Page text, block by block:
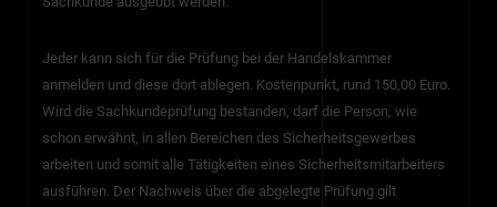
Jeder kann sich für die Prüfung bei der Handelskammer
anmelden und diese dort ablegen. Kostenpunkt, rund 150,00 Euro.
Wird die Sachkundeprüfung bestanden, darf die Person, wie
schon erwähnt, in allen Bereichen des Sicherheitsgewerbes
arbeiten und somit alle Tätigkeiten eines Sicherheitsmitarbeiters
ausführen. Der Nachweis über die abgelegte Prüfung gilt